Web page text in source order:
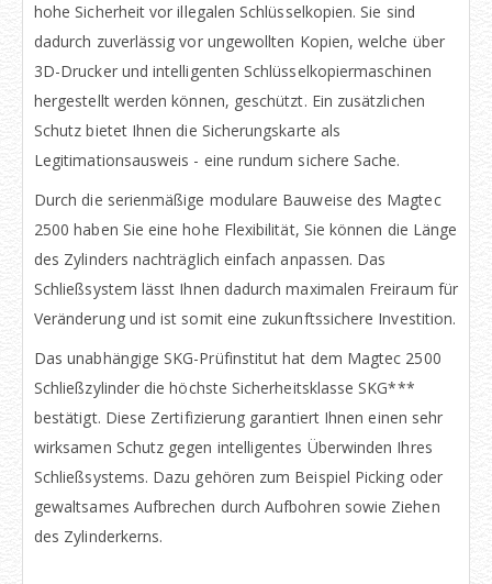
hohe Sicherheit vor illegalen Schlüsselkopien. Sie sind
dadurch zuverlässig vor ungewollten Kopien, welche über
3D-Drucker und intelligenten Schlüsselkopiermaschinen
hergestellt werden können, geschützt. Ein zusätzlichen
Schutz bietet Ihnen die Sicherungskarte als
Legitimationsausweis - eine rundum sichere Sache.
Durch die serienmäßige modulare Bauweise des Magtec
2500 haben Sie eine hohe Flexibilität, Sie können die Länge
des Zylinders nachträglich einfach anpassen. Das
Schließsystem lässt Ihnen dadurch maximalen Freiraum für
Veränderung und ist somit eine zukunftssichere Investition.
Das unabhängige SKG-Prüfinstitut hat dem Magtec 2500
Schließzylinder die höchste Sicherheitsklasse SKG***
bestätigt. Diese Zertifizierung garantiert Ihnen einen sehr
wirksamen Schutz gegen intelligentes Überwinden Ihres
Schließsystems. Dazu gehören zum Beispiel Picking oder
gewaltsames Aufbrechen durch Aufbohren sowie Ziehen
des Zylinderkerns.